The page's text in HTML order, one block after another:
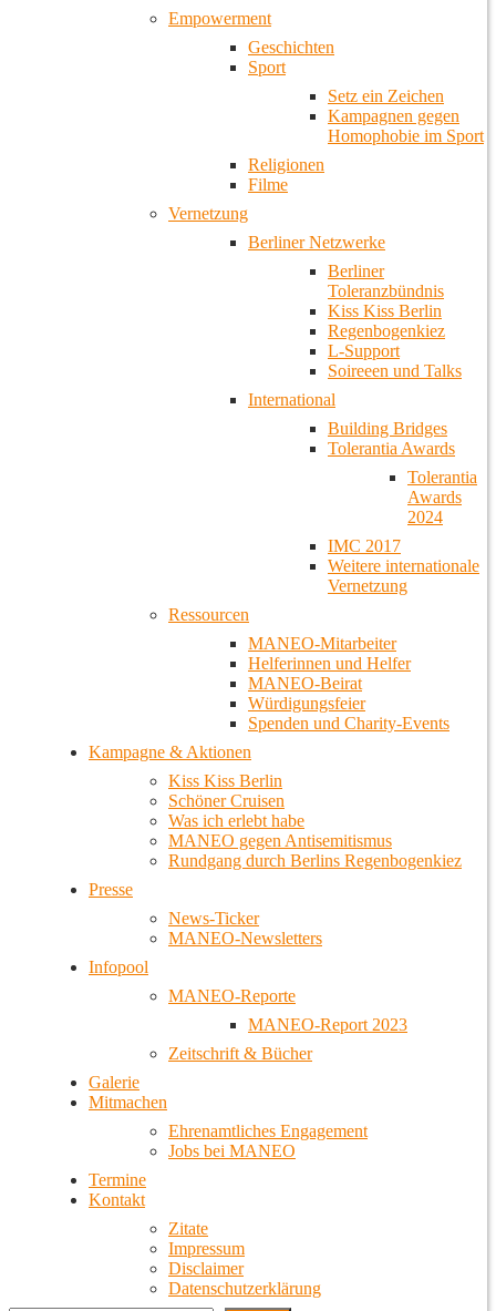
Empowerment
Geschichten
Sport
Setz ein Zeichen
Kampagnen gegen
Homophobie im Sport
Religionen
Filme
Vernetzung
Berliner Netzwerke
Berliner
Toleranzbündnis
Kiss Kiss Berlin
Regenbogenkiez
L-Support
Soireeen und Talks
International
Building Bridges
Tolerantia Awards
Tolerantia
Awards
2024
IMC 2017
Weitere internationale
Vernetzung
Ressourcen
MANEO-Mitarbeiter
Helferinnen und Helfer
MANEO-Beirat
Würdigungsfeier
Spenden und Charity-Events
Kampagne & Aktionen
Kiss Kiss Berlin
Schöner Cruisen
Was ich erlebt habe
MANEO gegen Antisemitismus
Rundgang durch Berlins Regenbogenkiez
Presse
News-Ticker
MANEO-Newsletters
Infopool
MANEO-Reporte
MANEO-Report 2023
Zeitschrift & Bücher
Galerie
Mitmachen
Ehrenamtliches Engagement
Jobs bei MANEO
Termine
Kontakt
Zitate
Impressum
Disclaimer
Datenschutzerklärung